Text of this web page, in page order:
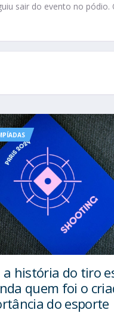
sair do evento no pódio.
a história do tiro
quem foi o
do esporte